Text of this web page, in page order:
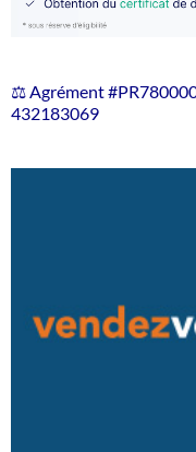
⚖️ Agrément
432183069